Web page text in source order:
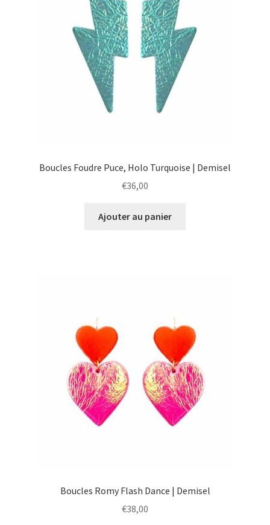
Boucles Foudre Puce, Holo Turquoise | Demisel
€36,00
Ajouter au panier
Boucles Romy Flash Dance | Demisel
€38,00